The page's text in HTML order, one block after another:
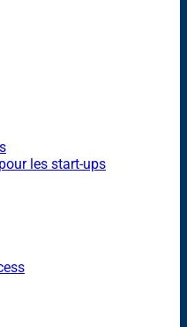
les start-ups